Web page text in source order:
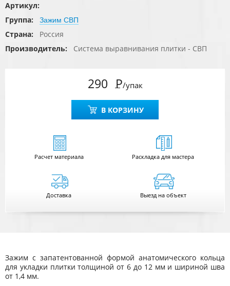
Артикул:
Группа:
Зажим СВП
Страна:
Россия
Производитель:
Система выравнивания плитки - СВП
290 Р/упак
В КОРЗИНУ
Расчетматериала Раскладка для мастера
Доставка Выезд на объект
Зажим с запатентованной формой анатомического кольца
для укладки плитки толщиной от 6 до 12 мм и шириной шва
от 1,4 мм.